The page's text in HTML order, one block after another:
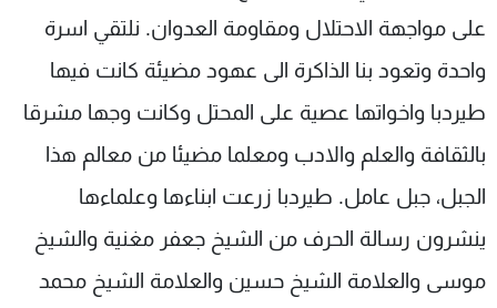
على مواجهة الاحتلال ومقاومة العدوان. نلتقي اسرة
واحدة وتعود بنا الذاكرة الى عهود مضيئة كانت فيها
طيردبا واخواتها عصية على المحتل وكانت وجها مشرقا
بالثقافة والعلم والادب ومعلما مضيئا من معالم هذا
الجبل، جبل عامل. طيردبا زرعت ابناءها وعلماءها
ينشرون رسالة الحرف من الشيخ جعفر مغنية والشيخ
موسى والعلامة الشيخ حسين والعلامة الشيخ محمد